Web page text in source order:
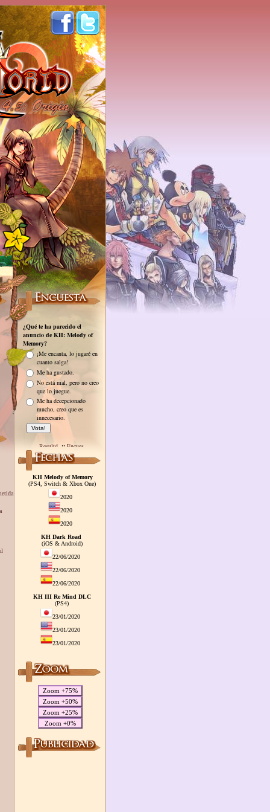
KH Melody of Memory
(PS4, Switch & Xbox One)
2020
2020
2020
KH Dark Road
(iOS & Android)
22/06/2020
22/06/2020
22/06/2020
KH III Re Mind DLC
(PS4)
23/01/2020
23/01/2020
23/01/2020
Zoom +75%
Zoom +50%
Zoom +25%
Zoom +0%